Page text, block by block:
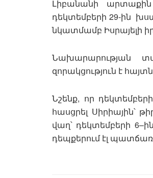
Լիբանանի
դեկտեմբերի 29-ին
նկատմամբ Իսրայելի
Նախարարության
զորակցություն է
Նշենք, որ
հասցրել Սիրիային՝
վաղ՝ դեկտեմբերի
դեպքերում էլ